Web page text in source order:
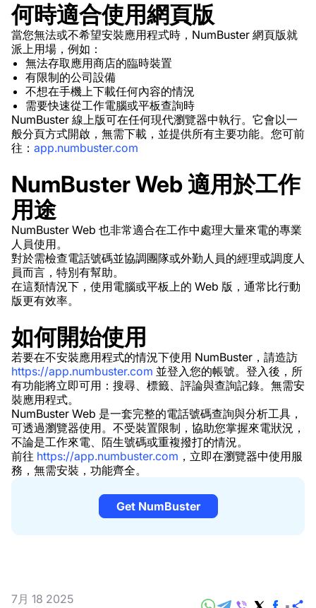
何時適合使用網頁版
當您無法或不希望安裝應用程式時，NumBuster 網頁版就
派上用場，例如：
無法存取應用商店的臨時裝置
有限制的公司設備
不想在手機上下載任何內容的情況
需要快速從工作電腦或平板查詢時
NumBuster 線上版可在任何現代瀏覽器中執行。它會以一
般分頁方式開啟，無需下載，並提供所有主要功能。您可前
往： app.numbuster.com
NumBuster Web 適用於工作
用途
NumBuster Web 也非常適合在工作中處理大量來電的專業
人員使用。
對於需檢查電話號碼並協調團隊或外勤人員的經理或調度人
員而言，特別有幫助。
在這類情況下，使用電腦或平板上的 Web 版，通常比行動
版更有效率。
如何開始使用
若要在不安裝應用程式的情況下使用 NumBuster，請造訪
https://app.numbuster.com 並登入您的帳號。登入後，所
有功能將立即可用：搜尋、標籤、評論與查詢記錄。無需安
裝應用程式。
NumBuster Web 是一套完整的電話號碼查詢與分析工具，
可透過瀏覽器使用。不受裝置限制，協助您掌握來電狀況，
不論是工作來電、陌生號碼或重複撥打的情況。
前往 https://app.numbuster.com ，立即在瀏覽器中使用服
務，無需安裝，功能齊全。
Get NumBuster
7月 18 2025